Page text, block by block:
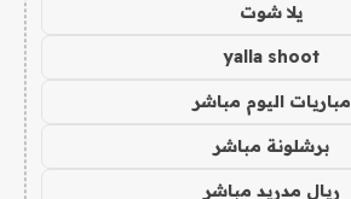
يلا شوت
yalla shoot
مباريات اليوم مباشر
برشلونة مباشر
ريال مدريد مباشر